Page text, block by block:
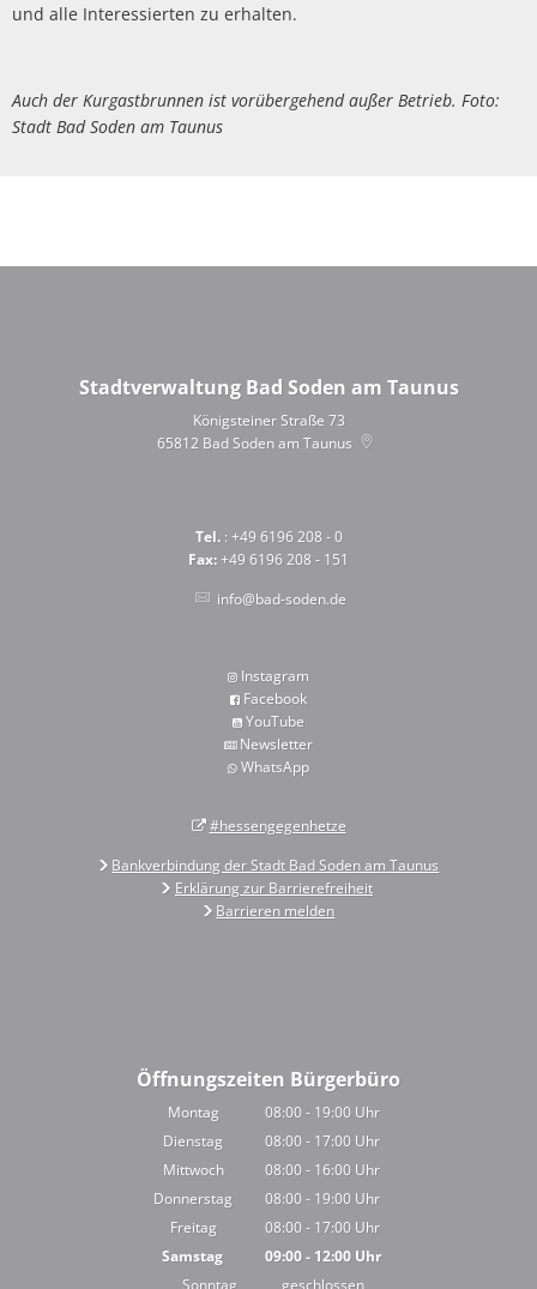
und alle Interessierten zu erhalten.
Auch der Kurgastbrunnen ist vorübergehend außer Betrieb. Foto:
Stadt Bad Soden am Taunus
Stadtverwaltung Bad Soden am Taunus
Königsteiner Straße 73
65812 Bad Soden am Taunus
Tel.: +49 6196 208 - 0
Fax:+49 6196 208 - 151
info@bad-soden.de
Instagram
Facebook
YouTube
Newsletter
WhatsApp
#hessengegenhetze
Bankverbindung der Stadt Bad Soden am Taunus
Erklärung zur Barrierefreiheit
Barrieren melden
Öffnungszeiten Bürgerbüro
Montag 08:00- 19:00 Uhr
Von 08:00 bis 19:00 Uhr
Dienstag 08:00- 17:00 Uhr
Von 08:00 bis 17:00 Uhr
Mittwoch 08:00- 16:00 Uhr
Von 08:00 bis 16:00 Uhr
Donnerstag 08:00- 19:00 Uhr
Von 08:00 bis 19:00 Uhr
Freitag 08:00- 17:00 Uhr
Von 08:00 bis 17:00 Uhr
Samstag 09:00- 12:00Uhr
Von 09:00 bis 12:00 Uhr
Sonntag geschlossen